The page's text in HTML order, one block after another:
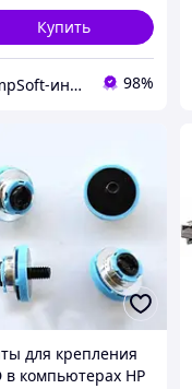
Купить
CompSoft-интернет магазин компьютерных комплектующих 98%
для крепления
в компьютерах HP